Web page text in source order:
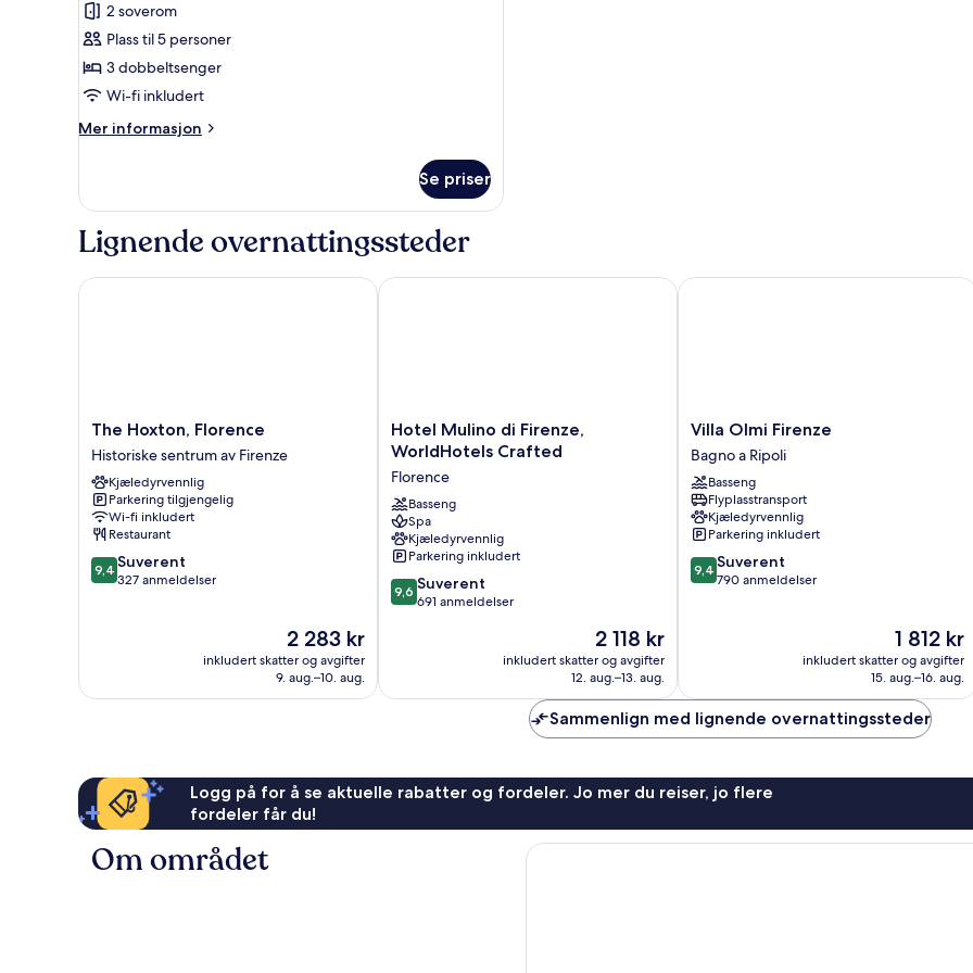
2 soverom
Plass til 5 personer
3 dobbeltsenger
Wi-fi inkludert
Mer informasjon
Mer
Se priser
Lignende overnattingssteder
The
Hoxton,
Florence
Historiske
sentrum
av
Firenze
The Hoxton, Florence
Historiske sentrum av Firenze
Kjæledyrvennlig
Parkering tilgjengelig
Wi-fi inkludert
Restaurant
9.4
av
9,4 Suverent
327 anmeldelser
Prisen
er
2 283 kr
2 283 kr
inkludert skatter og avgifter
9. aug.–10. aug.
The Hoxton, Florence
Hotel
Mulino
Firenze,
WorldHotels
Crafted
Florence
Hotel Mulino di Firenze,
WorldHotels Crafted
Florence
Basseng
Spa
Kjæledyrvennlig
Parkering inkludert
9.6
av
9,6 Suverent
691 anmeldelser
Prisen
er
2 118 kr
2 118 kr
inkludert skatter og avgifter
12. aug.–13. aug.
Hotel Mulino di Firenze, WorldHotels Crafted
Villa
Olmi
Firenze
Bagno
a
Ripoli
Villa Olmi Firenze
Bagno a Ripoli
Basseng
Flyplasstransport
Kjæledyrvennlig
Parkering inkludert
9.4
av
9,4 Suverent
790 anmeldelser
Prisen
er
1 812 kr
1 812 kr
inkludert skatter og avgifter
15. aug.–16. aug.
Villa Olmi Firenze
Sammenlign med lignende overnattingssteder
Logg på for å se aktuelle rabatter og fordeler. Jo mer du reiser, jo flere
fordeler får du!
Om området